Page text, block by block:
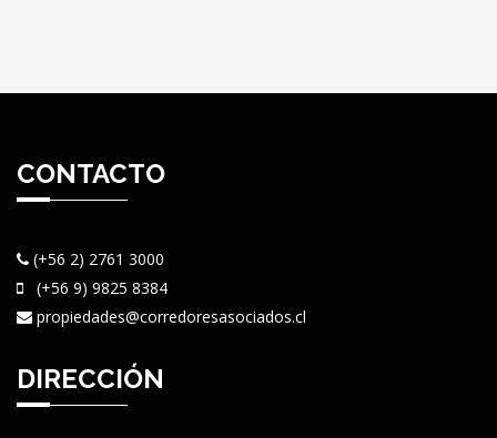
CONTACTO
(+56 2) 2761 3000
(+56 9) 9825 8384
propiedades@corredoresasociados.cl
DIRECCIÓN